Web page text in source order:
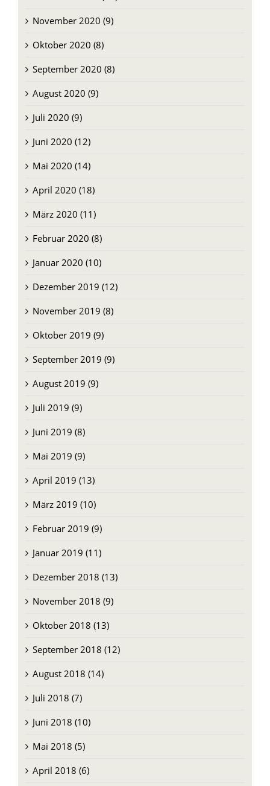
November 2020 (9)
Oktober 2020 (8)
September 2020 (8)
August 2020 (9)
Juli 2020 (9)
Juni 2020 (12)
Mai 2020 (14)
April 2020 (18)
März 2020 (11)
Februar 2020 (8)
Januar 2020 (10)
Dezember 2019 (12)
November 2019 (8)
Oktober 2019 (9)
September 2019 (9)
August 2019 (9)
Juli 2019 (9)
Juni 2019 (8)
Mai 2019 (9)
April 2019 (13)
März 2019 (10)
Februar 2019 (9)
Januar 2019 (11)
Dezember 2018 (13)
November 2018 (9)
Oktober 2018 (13)
September 2018 (12)
August 2018 (14)
Juli 2018 (7)
Juni 2018 (10)
Mai 2018 (5)
April 2018 (6)